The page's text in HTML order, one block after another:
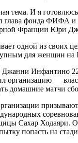
тема. И я готовлюсь
глава фонда ФИФА
Франции Юри
одной из своих
для женщин на
Инфантино 22
организацию —
домашние матчи
Сахар Ходаяри.
попасть на